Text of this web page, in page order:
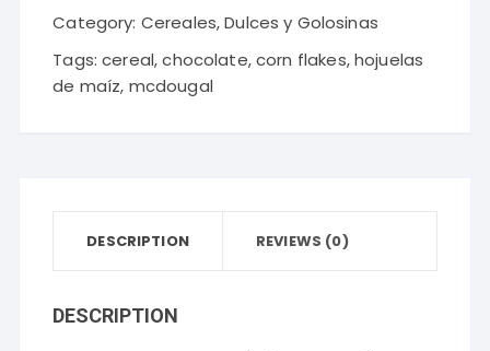
MAÍZ
(MCDOUGAL)
CHOCOLATE
Category: Cereales, Dulces y Golosinas
Tags:cereal,chocolate,corn flakes,hojuelas
de maíz, mcdougal
DESCRIPTION REVIEWS (0)
DESCRIPTION